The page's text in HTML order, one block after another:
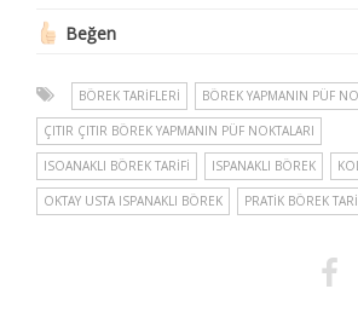
Beğen
BÖREK TARIFLERI BÖREK YAPMANIN PÜF
ÇITIR ÇITIR BÖREK YAPMANIN PÜF NOKTALARI
ISOANAKLI BÖREK TARIFI ISPANAKLI BÖREK
OKTAY USTA ISPANAKLI BÖREK PRATIK BÖREK